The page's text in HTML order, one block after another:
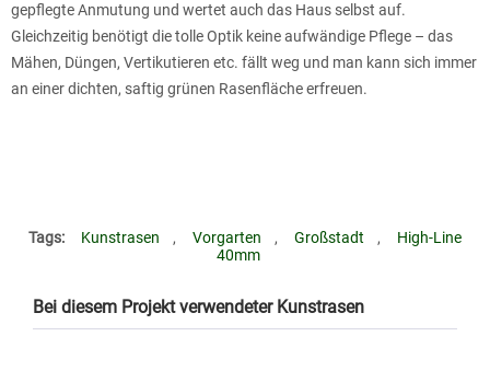
gepflegte Anmutung und wertet auch das Haus selbst auf.
Gleichzeitig benötigt die tolle Optik keine aufwändige Pflege – das
Mähen, Düngen, Vertikutieren etc. fällt weg und man kann sich immer
an einer dichten, saftig grünen Rasenfläche erfreuen.
Tags: Kunstrasen , Vorgarten , Großstadt ,
High-Line
40mm
Bei diesem Projekt verwendeter Kunstrasen